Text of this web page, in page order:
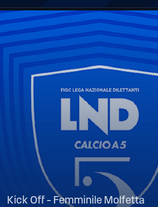
Kick Off – Femminile Molfetta